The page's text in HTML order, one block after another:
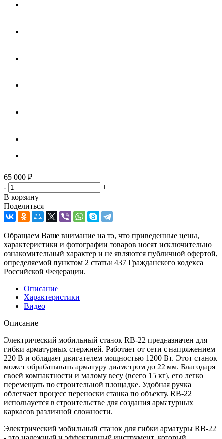
65 000 ₽
-
+
В корзину
Поделиться
Обращаем Ваше внимание на то, что приведенные цены,
характеристики и фотографии товаров носят исключительно
ознакомительный характер и не являются публичной офертой,
определяемой пунктом 2 статьи 437 Гражданского кодекса
Российской Федерации.
Описание
Характеристики
Видео
Описание
Электрический мобильный станок RB-22 предназначен для
гибки арматурных стержней. Работает от сети с напряжением
220 В и обладает двигателем мощностью 1200 Вт. Этот станок
может обрабатывать арматуру диаметром до 22 мм. Благодаря
своей компактности и малому весу (всего 15 кг), его легко
перемещать по строительной площадке. Удобная ручка
облегчает процесс переноски станка по объекту. RB-22
используется в строительстве для создания арматурных
каркасов различной сложности.
Электрический мобильный станок для гибки арматуры RB-22
- это надежный и эффективный инструмент, который